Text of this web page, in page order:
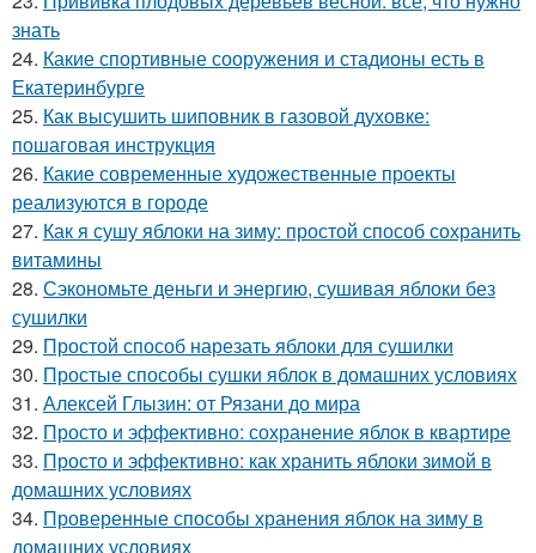
знать
24. Какие спортивные сооружения и стадионы есть в
Екатеринбурге
25. Как высушить шиповник в газовой духовке:
пошаговая инструкция
26. Какие современные художественные проекты
реализуются в городе
27. Как я сушу яблоки на зиму: простой способ сохранить
витамины
28. Сэкономьте деньги и энергию, сушивая яблоки без
сушилки
29. Простой способ нарезать яблоки для сушилки
30. Простые способы сушки яблок в домашних условиях
31. Алексей Глызин: от Рязани до мира
32. Просто и эффективно: сохранение яблок в квартире
33. Просто и эффективно: как хранить яблоки зимой в
домашних условиях
34. Проверенные способы хранения яблок на зиму в
домашних условиях